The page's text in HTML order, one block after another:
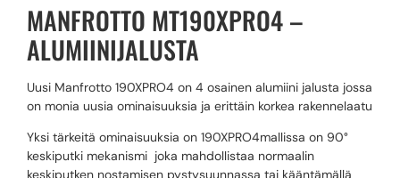
MANFROTTO MT190XPRO4 –
ALUMIINIJALUSTA
Uusi Manfrotto 190XPRO4 on 4 osainen alumiini jalusta jossa
on monia uusia ominaisuuksia ja erittäin korkea rakennelaatu
Yksi tärkeitä ominaisuuksia on 190XPRO4mallissa on 90°
keskiputki mekanismi joka mahdollistaa normaalin
keskiputken nostamisen pystysuunnassa tai kääntämällä